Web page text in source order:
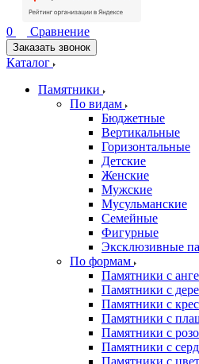
0 Сравнение
Заказать звонок
Каталог
Памятники
По видам
Бюджетные
Вертикальные
Горизонтальные
Детские
Женские
Мужские
Мусульманские
Семейные
Фигурные
Эксклюзивные
По формам
Памятники с
Памятники с
Памятники с
Памятники с
Памятники с
Памятники с
Памятники с